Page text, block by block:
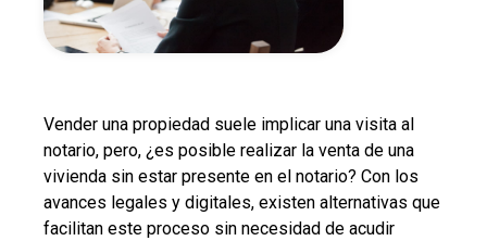
Vender una propiedad suele implicar una visita al
notario, pero, ¿es posible realizar la venta de una
vivienda sin estar presente en el notario? Con los
avances legales y digitales, existen alternativas que
facilitan este proceso sin necesidad de acudir